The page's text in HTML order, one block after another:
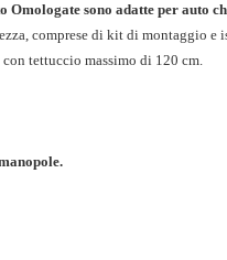
sono adatte per auto
comprese di kit di montaggio
tettuccio massimo di 120 cm.